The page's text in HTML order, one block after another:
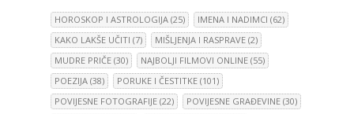
HOROSKOP I ASTROLOGIJA (25) IMENA I NADIMCI (62)
KAKO LAKŠE UČITI (7) MIŠLJENJA I RASPRAVE (2)
MUDRE PRIČE (30) NAJBOLJI FILMOVI ONLINE (55)
POEZIJA (38) PORUKE I ČESTITKE (101)
POVIJESNE FOTOGRAFIJE (22) POVIJESNE GRAĐEVINE (30)